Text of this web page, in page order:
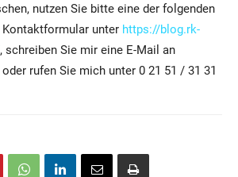
nutzen Sie bitte eine der folgenden
unter https://blog.rk-
, schreiben Sie mir eine E-Mail an
oder rufen Sie mich unter 0 21 51 / 31 31